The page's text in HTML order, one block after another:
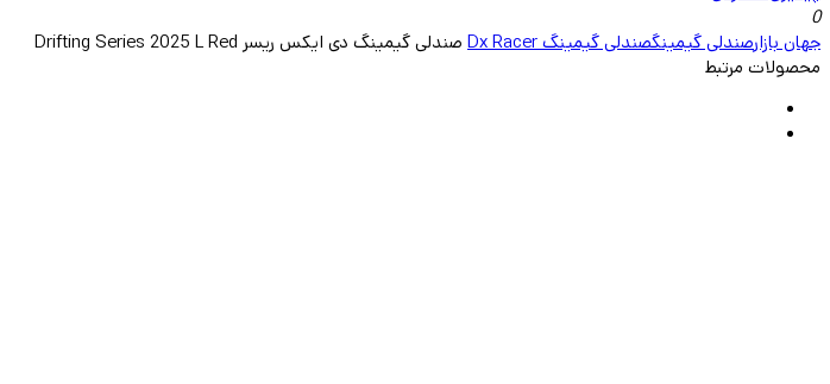
0
جهان بازارصندلی گیمینگصندلی گیمینگ Dx Racer
صندلی گیمینگ دی ایکس ریسر Drifting Series 2025 L Red
محصولات مرتبط